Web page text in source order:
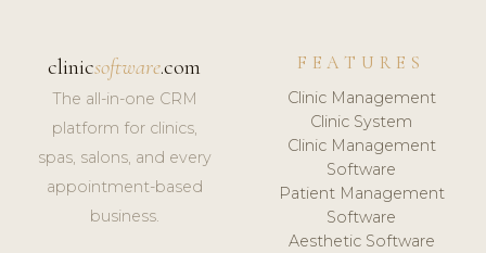
clinicsoftware.com
The all-in-one CRM
platform for clinics,
spas, salons, and every
appointment-based
business.
FEATURES
Clinic Management
Clinic System
Clinic Management
Software
Patient Management
Software
Aesthetic Software